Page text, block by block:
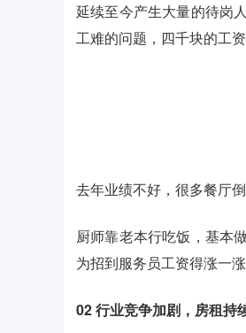
延续至今产生大量的待岗
工难的问题，四千块的工
去年业绩不好，很多餐厅
厨师靠老本行吃饭，基本
为招到服务员工资得涨一涨
02行业竞争加剧，房租持